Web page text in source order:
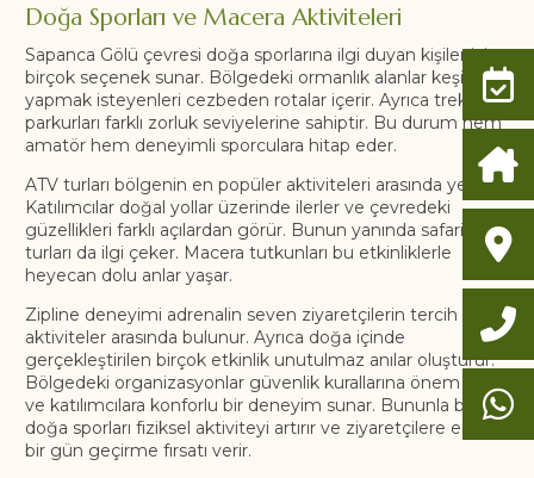
Doğa Sporları ve Macera Aktiviteleri
Sapanca Gölü çevresi doğa sporlarına ilgi duyan kişiler için
birçok seçenek sunar. Bölgedeki ormanlık alanlar keşif
yapmak isteyenleri cezbeden rotalar içerir. Ayrıca trekking
parkurları farklı zorluk seviyelerine sahiptir. Bu durum hem
amatör hem deneyimli sporculara hitap eder.
ATV turları bölgenin en popüler aktiviteleri arasında yer alır.
Katılımcılar doğal yollar üzerinde ilerler ve çevredeki
güzellikleri farklı açılardan görür. Bunun yanında safari
turları da ilgi çeker. Macera tutkunları bu etkinliklerle
heyecan dolu anlar yaşar.
Zipline deneyimi adrenalin seven ziyaretçilerin tercih ettiği
aktiviteler arasında bulunur. Ayrıca doğa içinde
gerçekleştirilen birçok etkinlik unutulmaz anılar oluşturur.
Bölgedeki organizasyonlar güvenlik kurallarına önem verir
ve katılımcılara konforlu bir deneyim sunar. Bununla birlikte
doğa sporları fiziksel aktiviteyi artırır ve ziyaretçilere enerjik
bir gün geçirme fırsatı verir.